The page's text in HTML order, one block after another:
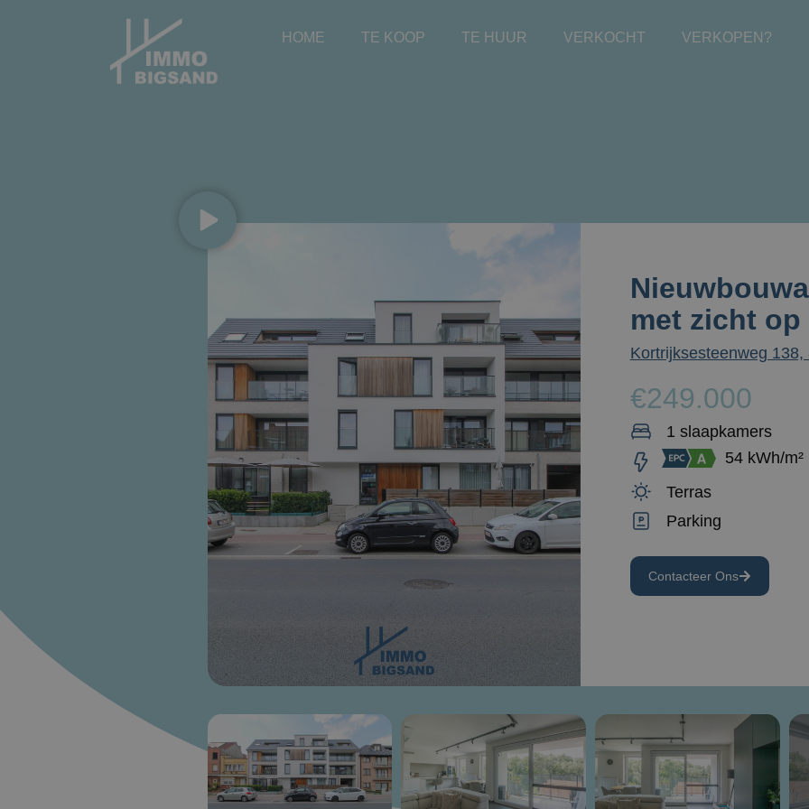
HOME TE KOOP TE HUUR VERKOCHT VERKOPEN?
met zicht op
Kortrijksesteenweg
€249.000
1 slaapkamers
54 kWh/m²
Terras
Parking
Contacteer Ons